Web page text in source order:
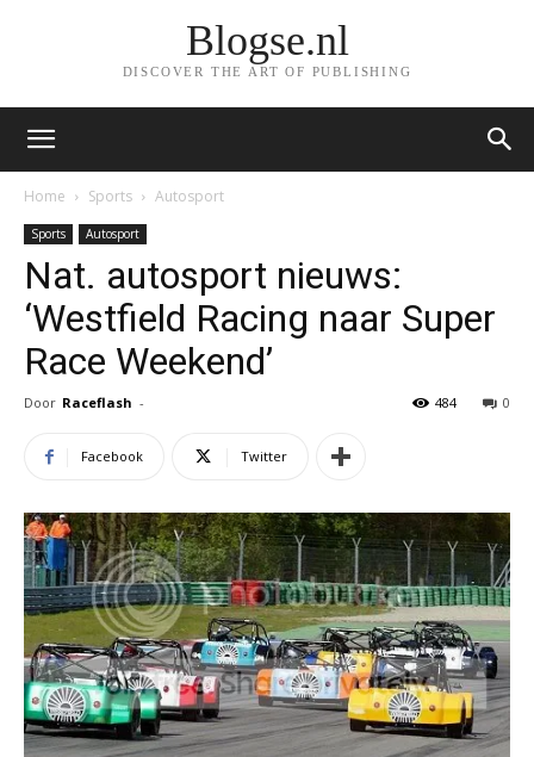
Blogse.nl
DISCOVER THE ART OF PUBLISHING
Home Sports Autosport
Sports Autosport
Nat. autosport nieuws:
‘Westfield Racing naar Super
Race Weekend’
Door Raceflash - 0
484
Facebook Twitter